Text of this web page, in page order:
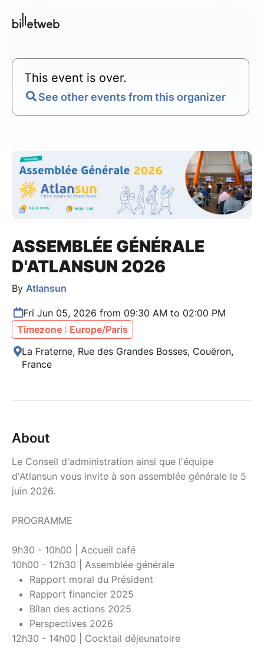
This event is over.
See other events from this organizer
ASSEMBLÉE GÉNÉRALE
D'ATLANSUN 2026
By Atlansun
Fri Jun 05, 2026 from 09:30 AM to 02:00 PM
Timezone : Europe/Paris
La Fraterne, Rue des Grandes Bosses, Couëron,
France
About
Le Conseil d'administration ainsi que l'équipe
d'Atlansun vous invite à son assemblée générale le 5
juin 2026.
PROGRAMME
9h30 - 10h00 | Accueil café
10h00 - 12h30 | Assemblée générale
Rapport moral du Président
Rapport financier 2025
Bilan des actions 2025
Perspectives 2026
12h30 - 14h00 | Cocktail déjeunatoire